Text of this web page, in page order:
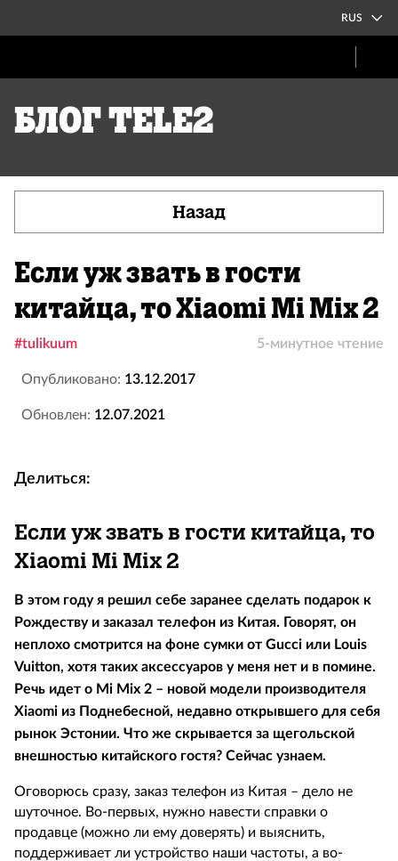
RUS
Блог Tele2
Назад
Если уж звать в гости
китайца, то Xiaomi Mi Mix 2
#tulikuum 5-минутное чтение
Опубликовано: 13.12.2017
Обновлен: 12.07.2021
Делиться:
Если уж звать в гости китайца, то
Xiaomi Mi Mix 2
В этом году я решил себе заранее сделать подарок к
Рождеству и заказал телефон из Китая. Говорят, он
неплохо смотрится на фоне сумки от Gucci или Louis
Vuitton, хотя таких аксессуаров у меня нет и в помине.
Речь идет о Mi Mix 2 – новой модели производителя
Xiaomi из Поднебесной, недавно открывшего для себя
рынок Эстонии. Что же скрывается за щегольской
внешностью китайского гостя? Сейчас узнаем.
Оговорюсь сразу, заказ телефон из Китая – дело не
шуточное. Во-первых, нужно навести справки о
продавце (можно ли ему доверять) и выяснить,
поддерживает ли устройство наши частоты, а во-